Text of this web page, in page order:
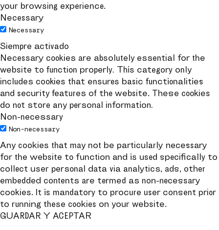
your browsing experience.
Necessary
Necessary
Siempre activado
Necessary cookies are absolutely essential for the
website to function properly. This category only
includes cookies that ensures basic functionalities
and security features of the website. These cookies
do not store any personal information.
Non-necessary
Non-necessary
Any cookies that may not be particularly necessary
for the website to function and is used specifically to
collect user personal data via analytics, ads, other
embedded contents are termed as non-necessary
cookies. It is mandatory to procure user consent prior
to running these cookies on your website.
GUARDAR Y ACEPTAR